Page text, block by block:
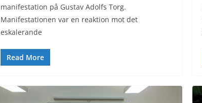
manifestation på Gustav Adolfs Torg.
Manifestationen var en reaktion mot det
eskalerande
Read More